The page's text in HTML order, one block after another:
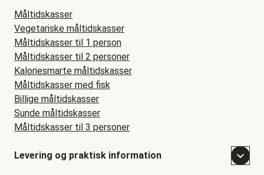
Måltidskasser
Vegetariske måltidskasser
Måltidskasser til 1 person
Måltidskasser til 2 personer
Kaloriesmarte måltidskasser
Måltidskasser med fisk
Billige måltidskasser
Sunde måltidskasser
Måltidskasser til 3 personer
Levering og praktisk information